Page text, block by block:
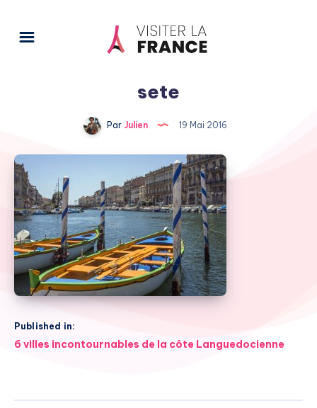
sete
ParJulien 19 Mai 2016
Published in:
Navigation
6 villes incontournables de la côte Languedocienne